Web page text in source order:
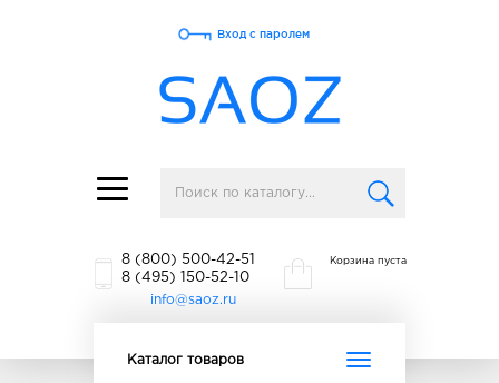
Toggle
navigation
Вход с паролем
8 (800) 500-42-51
8 (495) 150-52-10
info@saoz.ru
Корзина пуста
Toggle
Каталог товаров